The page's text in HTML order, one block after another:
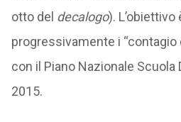
otto del decalogo).
progressivamente i “contagio
con il Piano Nazionale Scuola
2015.